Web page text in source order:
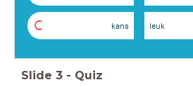
C kans leuk
Slide 3 - Quiz